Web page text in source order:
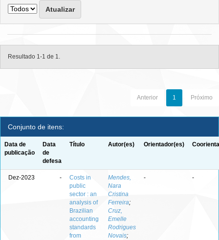
Resultado 1-1 de 1.
Anterior 1 Próximo
Conjunto de itens:
Data de
publicação
Data
de
defesa
Título Autor(es) Orientador(es)
Dez-2023 -
Costs in
public
sector : an
analysis of
Brazilian
accounting
standards
from
Mendes,
Nara
Cristina
Ferreira;
Cruz,
Emelle
Rodrigues
Novais;
- -